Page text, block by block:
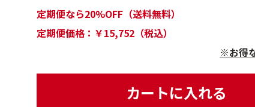
定期便なら20%OFF（送料無料）
定期便価格：￥15,752（税込）
※お得
カートに入れる